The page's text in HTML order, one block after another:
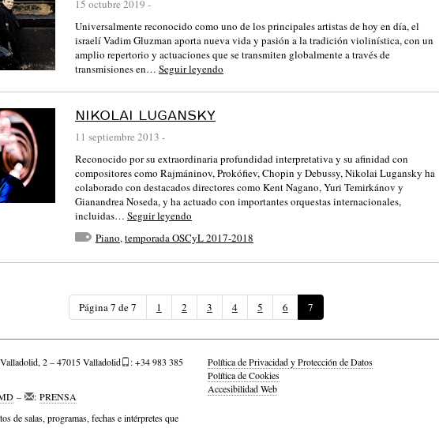
15 octubre 2019 -
Universalmente reconocido como uno de los principales artistas de hoy en día, el
israelí Vadim Gluzman aporta nueva vida y pasión a la tradición violinística, con un
amplio repertorio y actuaciones que se transmiten globalmente a través de
transmisiones en… Seguir leyendo
NIKOLAI LUGANSKY
11 septiembre 2013 -
Reconocido por su extraordinaria profundidad interpretativa y su afinidad con
compositores como Rajmáninov, Prokófiev, Chopin y Debussy, Nikolai Lugansky ha
colaborado con destacados directores como Kent Nagano, Yuri Temirkánov y
Gianandrea Noseda, y ha actuado con importantes orquestas internacionales,
incluidas… Seguir leyendo
Piano,temporada OSCyL 2017-2018
Página 7 de 7 1 2 3 4 5 6 7(
P
i
2 – 47015 Valladolid
: +34 983 385
– : PRENSA
de salas, programas, fechas e intérpretes que
Política de Privacidad y Protección de Datos
Política de Cookies
Accesibilidad Web